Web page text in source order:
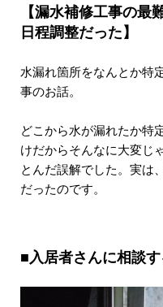
【漏水補修工事の最
日程調整だった】
水漏れ箇所をなんとか特
事のお話。
どこから水が漏れたか特
けだからそんなに大変じ
とんだ誤解でした。実は
だったのです。
■入居者さんに相談